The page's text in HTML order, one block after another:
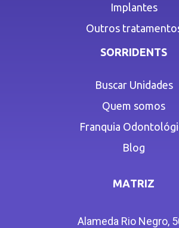
Implantes
Outros
SORRIDENTS
Buscar Unidades
Quem somos
Franquia
Blog
MATRIZ
Alameda Rio Negro,